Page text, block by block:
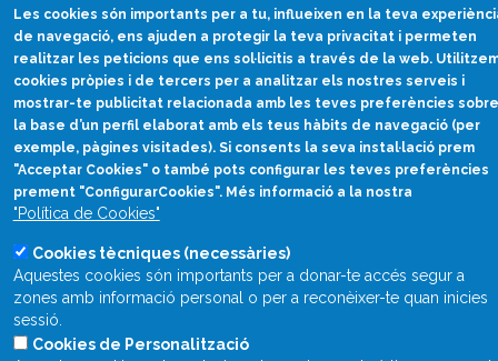
Divulgació científica
divulcat@divulcat.cat
(+34) 934 120 030
Les cookies són importants per a tu, influeixen en la teva
de navegació, ens ajuden a protegir la teva privacitat i permeten
realitzar les peticions que ens sol·licitis a través de la web.
cookies pròpies i de tercers per a analitzar els nostres serveis i
mostrar-te publicitat relacionada amb les teves preferències sobre
la base d’un perfil elaborat amb els teus hàbits de navegació (per
exemple, pàgines visitades). Si consents la seva instal·lació prem
"Acceptar Cookies" o també pots configurar les teves preferències
prement "ConfigurarCookies". Més informació a la nostra
"Política de Cookies"
Cookies tècniques (necessàries)
Aquestes cookies són importants per a donar-te accés segur a
zones amb informació personal o per a reconèixer-te quan inicies
sessió.
Cookies de Personalització